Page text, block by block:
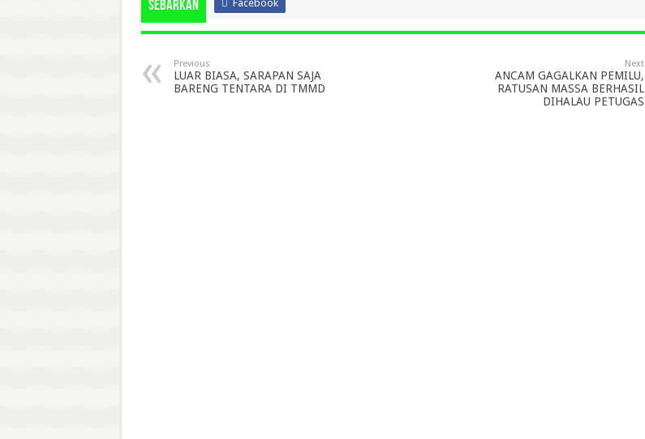
Sebarkan Facebook
Previous
LUAR BIASA, SARAPAN SAJA
BARENG TENTARA DI TMMD
Next
ANCAM GAGALKAN PEMILU,
RATUSAN MASSA BERHASIL
DIHALAU PETUGAS